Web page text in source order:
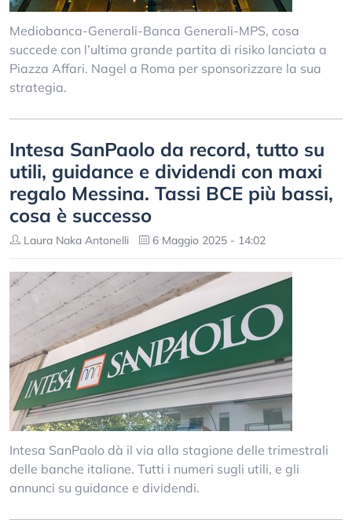
Mediobanca-Generali-Banca Generali-MPS, cosa
succede con l’ultima grande partita di risiko lanciata a
Piazza Affari. Nagel a Roma per sponsorizzare la sua
strategia.
Intesa SanPaolo da record, tutto su
utili, guidance e dividendi con maxi
regalo Messina. Tassi BCE più bassi,
cosa è successo
Laura Naka Antonelli 6 Maggio 2025 - 14:02
Intesa SanPaolo dà il via alla stagione delle trimestrali
delle banche italiane. Tutti i numeri sugli utili, e gli
annunci su guidance e dividendi.